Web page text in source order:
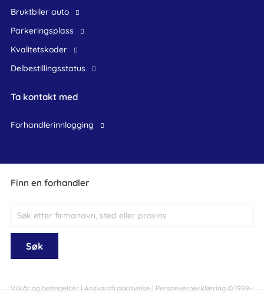
Finn en forhandler
Vilkår og betingelser|Ansvarsfraskrivelse|Personvernerklæring© 1999-
bruktbiler auto
Parkeringsplass
Kvalitetskoder
Delbestillingsstatus
Ta kontakt med
forhandlerinnlogging